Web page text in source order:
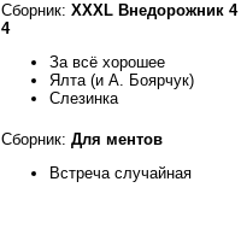
Сборник: XXXL Внедорожник 4
4
За всё хорошее
Ялта (и А. Боярчук)
Слезинка
Сборник: Для ментов
Встреча случайная